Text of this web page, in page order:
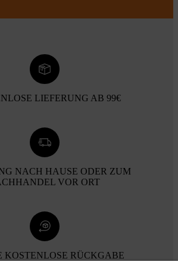
LIEFERUNG AB 99€
NACH HAUSE ODER ZUM
VOR ORT
KOSTENLOSE RÜCKGABE